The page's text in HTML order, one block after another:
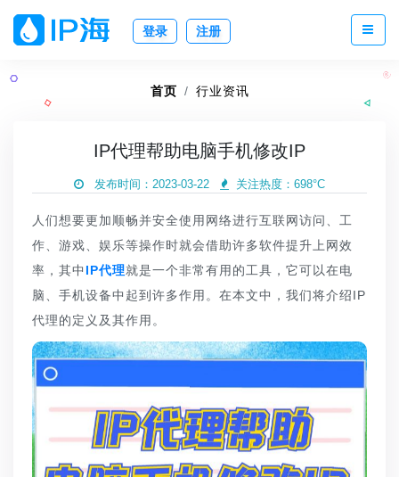
登录 注册
首页 行业资讯
IP代理帮助电脑手机修改IP
发布时间：2023-03-22 关注热度： 698°C
人们想要更加顺畅并安全使用网络进行互联网访问、工
作、游戏、娱乐等操作时就会借助许多软件提升上网效
率，其中 IP代理就是一个非常有用的工具，它可以在电
脑、手机设备中起到许多作用。在本文中，我们将介绍IP
代理的定义及其作用。